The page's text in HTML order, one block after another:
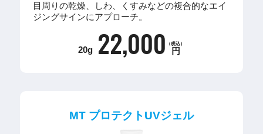
目周りの乾燥、しわ、くすみなどの複合的なエイ
ジングサインにアプローチ。
20g 22,000 （税込）
円
MT プロテクトUVジェル